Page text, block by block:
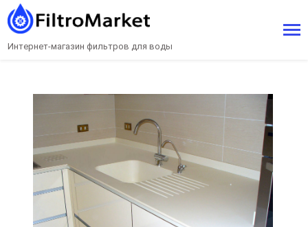
Интернет-магазин фильтров для воды